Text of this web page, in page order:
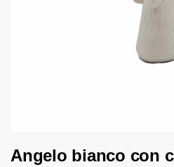
Angelo bianco con